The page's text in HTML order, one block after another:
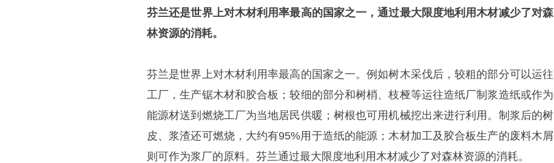
芬兰还是世界上对木材利用率最高的国家之一，通过最大限度地利用木材减少了对森
林资源的消耗。
芬兰是世界上对木材利用率最高的国家之一。例如树木采伐后，较粗的部分可以运往
工厂，生产锯木材和胶合板；较细的部分和树梢、枝桠等运往造纸厂制浆造纸或作为
能源材送到燃烧工厂为当地居民供暖；树根也可用机械挖出来进行利用。制浆后的树
皮、浆渣还可燃烧，大约有95%用于造纸的能源；木材加工及胶合板生产的废料木屑
则可作为浆厂的原料。芬兰通过最大限度地利用木材减少了对森林资源的消耗。